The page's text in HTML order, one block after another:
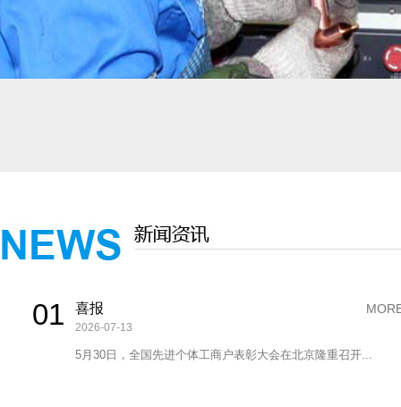
01 喜报
2026-07-13
5月30日，全国先进个体工商户表彰大会在北京隆重召开...